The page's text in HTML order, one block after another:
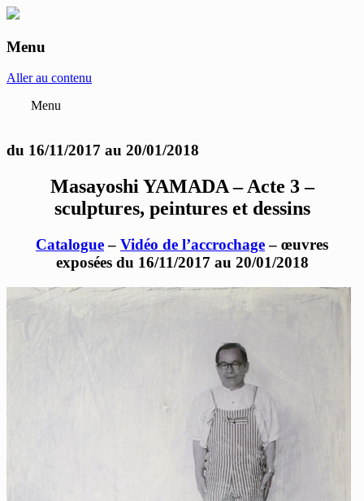
anne-marie et roland pallade galerie art
contemporain Lyon
Menu
Aller au contenu
Menu
du 16/11/2017 au 20/01/2018
Masayoshi YAMADA – Acte 3 –
sculptures, peintures et dessins
Catalogue– Vidéo de l’accrochage– œuvres
exposées du 16/11/2017 au 20/01/2018